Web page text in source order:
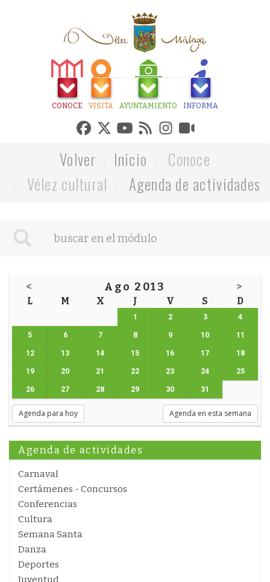
CONOCE VISITA AYUNTAMIENTO INFORMA
Volver Inicio
Conoce
Vélez cultural
Agenda de actividades
< Ago 2013 >
L M X J V S D
1 2 3 4
5 6 7 8 9 10 11
12 13 14 15 16 17 18
19 20 21 22 23 24 25
26 27 28 29 30 31
Agenda para hoy Agenda en esta semana
Agenda de actividades
Carnaval
Certámenes - Concursos
Conferencias
Cultura
Semana Santa
Danza
Deportes
Juventud